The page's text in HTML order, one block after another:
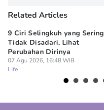
Related Articles
9 Ciri Selingkuh yang Sering
Tidak Disadari, Lihat
Perubahan Dirinya
07 Agu 2026, 16:48 WIB
Life